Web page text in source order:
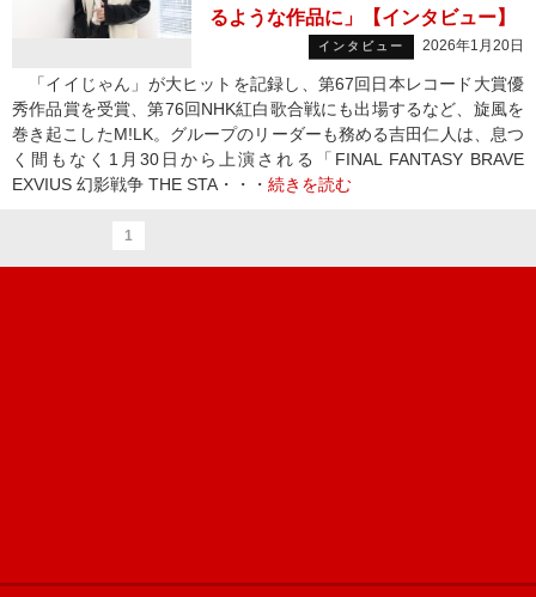
るような作品に」【インタビュー】
インタビュー 2026年1月20日
「イイじゃん」が大ヒットを記録し、第67回日本レコード大賞優
秀作品賞を受賞、第76回NHK紅白歌合戦にも出場するなど、旋風を
巻き起こしたM!LK。グループのリーダーも務める吉田仁人は、息つ
く間もなく1月30日から上演される「FINAL FANTASY BRAVE
EXVIUS 幻影戦争 THE STA・・・ 続きを読む
1